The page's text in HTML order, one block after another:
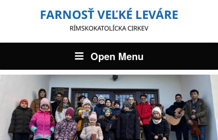
FARNOSŤ VEĽKÉ LEVÁRE
RÍMSKOKATOLÍCKA CIRKEV
Open Menu